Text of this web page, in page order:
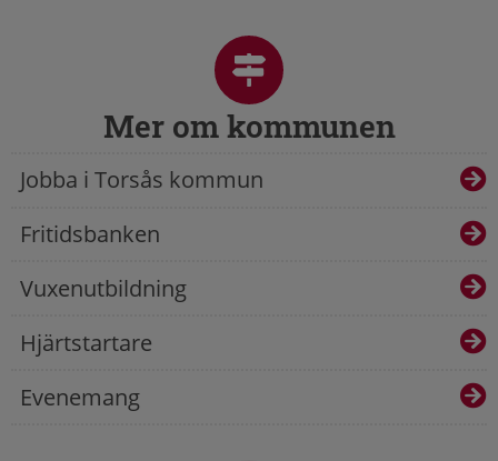
Mer om kommunen
Jobba i Torsås kommun
Fritidsbanken
Vuxenutbildning
Hjärtstartare
Evenemang